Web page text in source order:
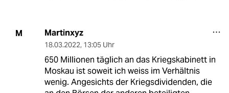
M Martinxyz
18.03.2022, 13:05 Uhr
650 Millionen täglich an das Kriegskabinett in
Moskau ist soweit ich weiss im Verhältnis
wenig. Angesichts der Kriegsdividenden, die